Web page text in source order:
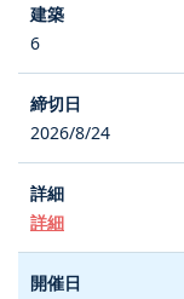
6
2026/8/24
詳細